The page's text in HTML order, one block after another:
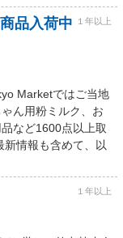
品入荷中
１年以上
Marketではご当地
ん用粉ミルク、お
など1600点以上取
新情報も含めて、以
１年以上